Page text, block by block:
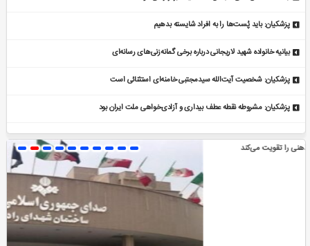
پزشکیان: باید پُست‌ها را به افراد شایسته بدهیم
بیانیه خانواده شهید لاریجانی درباره برخی گمانه‌زنی‌های رسانه‌ای
پزشکیان: شخصیت آیت‌الله سیدمجتبی خامنه‌ای استثنائی است
پزشکیان: مشروطه نقطه عطف بیداری و آزادی‌خواهی ملت ایران بود